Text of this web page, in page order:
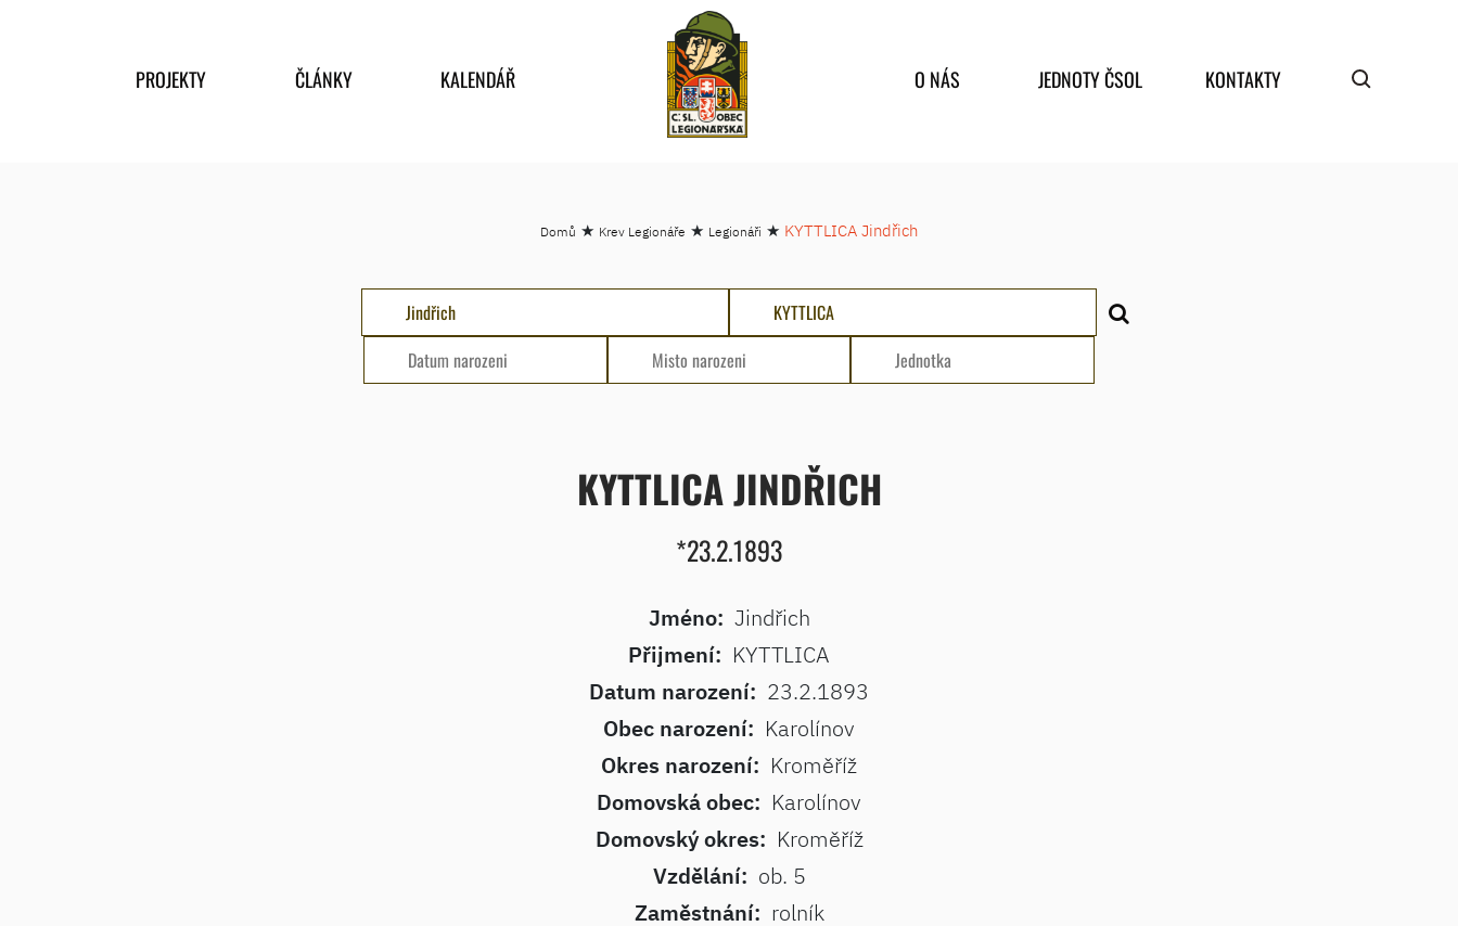
PROJEKTY ČLÁNKY KALENDÁŘ O NÁS JEDNOTY ČSOL KONTAKTY
Domů ★ Krev Legionáře ★ Legionáři ★ KYTTLICA Jindřich
KYTTLICA JINDŘICH
*23.2.1893
Jméno: Jindřich
Přijmení: KYTTLICA
Datum narození: 23.2.1893
Obec narození: Karolínov
Okres narození: Kroměříž
Domovská obec: Karolínov
Domovský okres: Kroměříž
Vzdělání: ob. 5
Zaměstnání: rolník